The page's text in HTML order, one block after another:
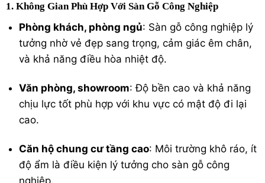
1. Không Gian Phù Hợp Với Sàn Gỗ Công Nghiệp
Phòng khách, phòng ngủ: Sàn gỗ công nghiệp lý
tưởng nhờ vẻ đẹp sang trọng, cảm giác êm chân,
và khả năng điều hòa nhiệt độ.
Văn phòng, showroom: Độ bền cao và khả năng
chịu lực tốt phù hợp với khu vực có mật độ đi lại
cao.
Căn hộ chung cư tầng cao: Môi trường khô ráo, ít
độ ẩm là điều kiện lý tưởng cho sàn gỗ công
nghiệp.